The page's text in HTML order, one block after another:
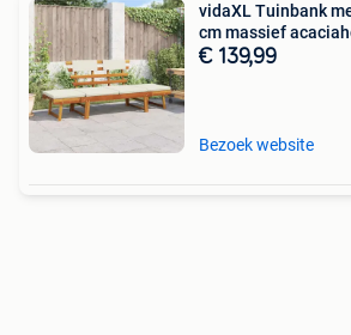
vidaXL Tuinbank
cm massief
€ 139,99
Bezoek website